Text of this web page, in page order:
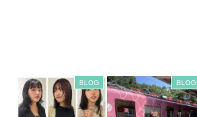
BLOG BLOG